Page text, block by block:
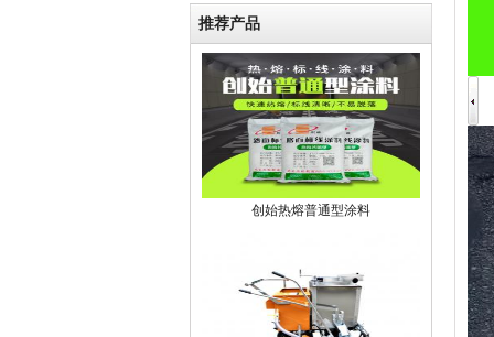
推荐产品
创始热熔普通型涂料